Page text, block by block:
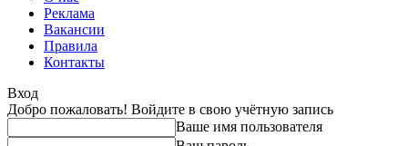
Реклама
Вакансии
Правила
Контакты
Вход
Добро пожаловать! Войдите в свою учётную запись
Ваше имя пользователя